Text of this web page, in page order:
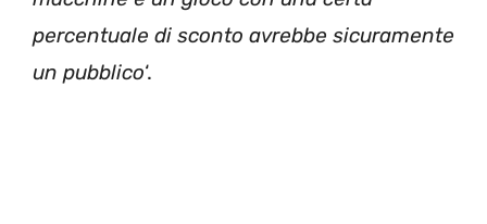
percentuale di sconto avrebbe sicuramente
un pubblico‘.